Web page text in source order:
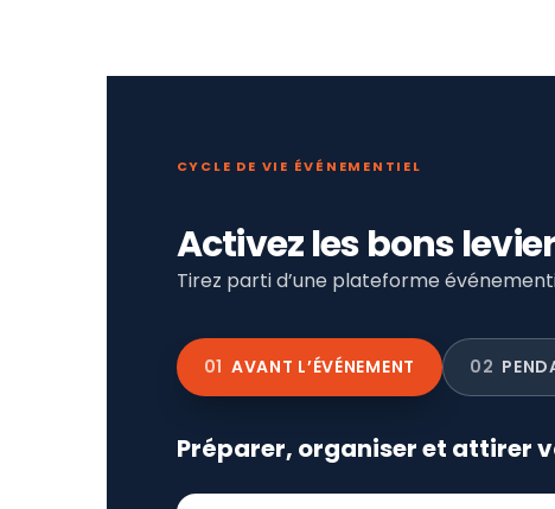
CYCLE DE VIE ÉVÉNEMENTIEL
Activez les bons
Tirez parti d’une plateforme
01 AVANT L’ÉVÉNEMENT 02
Préparer, organiser et attirer